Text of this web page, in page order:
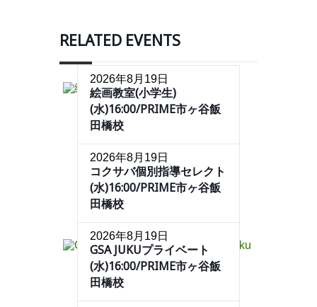
RELATED EVENTS
2026年8月19日
絵画教室(小学生)
(水)16:00/PRIME市ヶ谷飯
田橋校
2026年8月19日
コクサバ個別指導セレクト
(水)16:00/PRIME市ヶ谷飯
田橋校
2026年8月19日
GSA JUKUプライベート
(水)16:00/PRIME市ヶ谷飯
田橋校